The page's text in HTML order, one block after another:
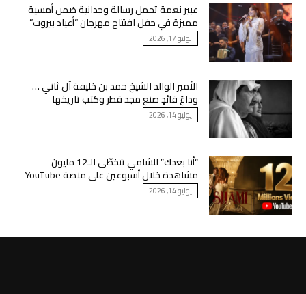
عبير نعمة تحمل رسالة وجدانية ضمن أمسية
مميزة في حفل افتتاح مهرجان “أعياد بيروت”
يوليو 17, 2026
الأمير الوالد الشيخ حمد بن خليفة آل ثاني …
وداعُ قائدٍ صنع مجد قطر وكتب تاريخها
يوليو 14, 2026
“أنا بعدك” للشامي تتخطّى الـ12 مليون
مشاهدة خلال أسبوعين على منصة YouTube
يوليو 14, 2026